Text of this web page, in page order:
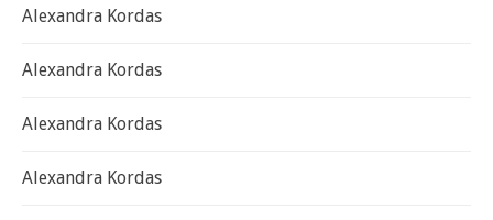
Alexandra Kordas
Alexandra Kordas
Alexandra Kordas
Alexandra Kordas